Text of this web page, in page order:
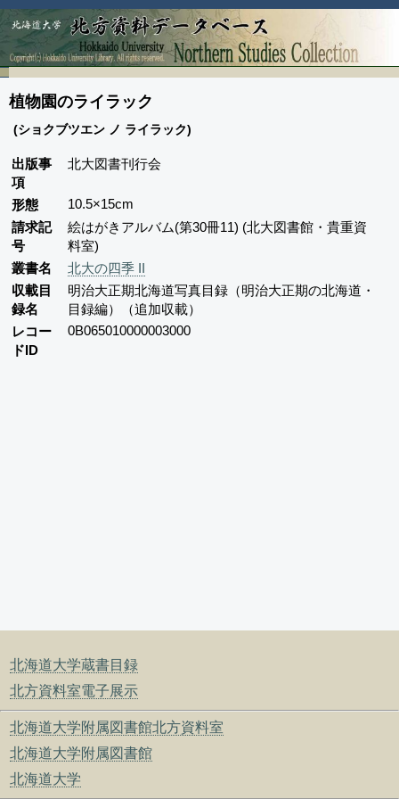
北海道大学蔵書目録
北方資料室電子展示
北海道大学附属図書館北方資料室
北海道大学附属図書館
北海道大学
植物園のライラック
(ショクブツエン ノ ライラック)
出版事
項
北大図書刊行会
形態
10.5×15cm
請求記
号
絵はがきアルバム(第30冊11) (北大図書館・貴重資
料室)
叢書名
北大の四季 II
収載目
録名
明治大正期北海道写真目録（明治大正期の北海道・
目録編）（追加収載）
レコー
ドID
0B065010000003000